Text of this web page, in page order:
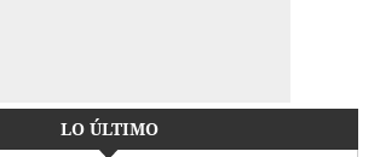
LO ÚLTIMO